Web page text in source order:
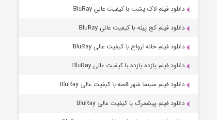
دانلود فیلم لاک پشت با کیفیت عالی BluRay
دانلود فیلم کج‌ پیله با کیفیت عالی BluRay
دانلود فیلم خانه ارواح با کیفیت عالی BluRay
دانلود فیلم یازده یازده با کیفیت عالی BluRay
دانلود فیلم سینما شهر قصه با کیفیت عالی BluRay
دانلود فیلم پیشمرگ با کیفیت عالی BluRay